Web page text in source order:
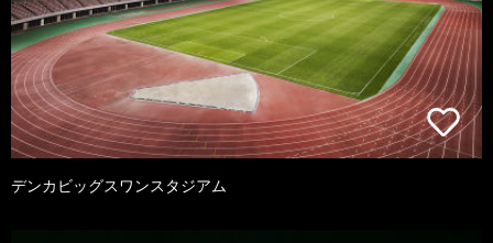
デンカビッグスワンスタジアム